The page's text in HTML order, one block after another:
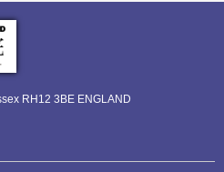
RH12 3BE ENGLAND